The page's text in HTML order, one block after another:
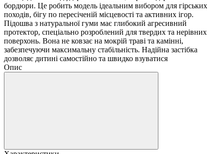
бордюри. Це робить модель ідеальним вибором для гірських
походів, бігу по пересіченій місцевості та активних ігор.
Підошва з натуральної гуми має глибокий агресивний
протектор, спеціально розроблений для твердих та нерівних
поверхонь. Вона не ковзає на мокрій траві та камінні,
забезпечуючи максимальну стабільність. Надійна застібка
дозволяє дитині самостійно та швидко взуватися
Опис